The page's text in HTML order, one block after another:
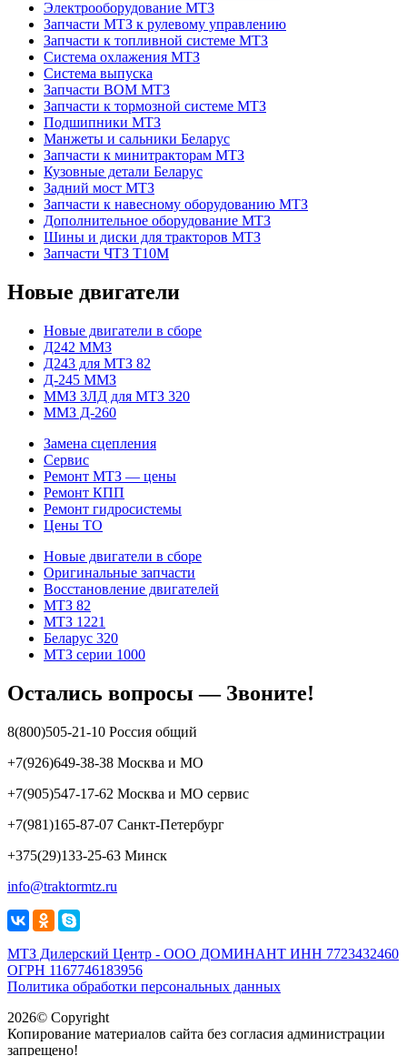
Электрооборудование МТЗ
Запчасти МТЗ к рулевому управлению
Запчасти к топливной системе МТЗ
Система охлажения МТЗ
Система выпуска
Запчасти ВОМ МТЗ
Запчасти к тормозной системе МТЗ
Подшипники МТЗ
Манжеты и сальники Беларус
Запчасти к минитракторам МТЗ
Кузовные детали Беларус
Задний мост МТЗ
Запчасти к навесному оборудованию МТЗ
Дополнительное оборудование МТЗ
Шины и диски для тракторов МТЗ
Запчасти ЧТЗ Т10М
Новые двигатели
Новые двигатели в сборе
Д242 ММЗ
Д243 для МТЗ 82
Д-245 ММЗ
ММЗ 3ЛД для МТЗ 320
ММЗ Д-260
Замена сцепления
Сервис
Ремонт МТЗ — цены
Ремонт КПП
Ремонт гидросистемы
Цены ТО
Новые двигатели в сборе
Оригинальные запчасти
Восстановление двигателей
МТЗ 82
МТЗ 1221
Беларус 320
МТЗ серии 1000
Остались вопросы — Звоните!
8(800)505-21-10 Россия общий
+7(926)649-38-38 Москва и МО
+7(905)547-17-62 Москва и МО сервис
+7(981)165-87-07 Санкт-Петербург
+375(29)133-25-63 Минск
info@traktormtz.ru
МТЗ Дилерский Центр - ООО ДОМИНАНТ ИНН 7723432460
ОГРН 1167746183956
Политика обработки персональных данных
2026© Copyright
Копирование материалов сайта без согласия администрации
запрещено!